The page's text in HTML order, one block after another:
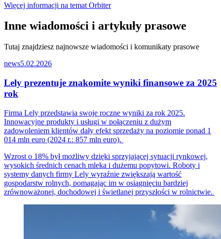
Więcej informacji na temat Orbiter
Inne wiadomości i artykuły prasowe
Tutaj znajdziesz najnowsze wiadomości i komunikaty prasowe
news5.02.2026
Lely prezentuje znakomite wyniki finansowe za 2025
rok
Firma Lely przedstawia swoje roczne wyniki za rok 2025.
Innowacyjne produkty i usługi w połączeniu z dużym
zadowoleniem klientów dały efekt sprzedaży na poziomie ponad 1
014 mln euro (2024 r.: 857 mln euro).
Wzrost o 18% był możliwy dzięki sprzyjającej sytuacji rynkowej,
wysokich średnich cenach mleka i dużemu popytowi. Roboty i
systemy danych firmy Lely wyraźnie zwiększają wartość
gospodarstw rolnych, pomagając im w osiągnięciu bardziej
zrównoważonej, dochodowej i świetlanej przyszłości w rolnictwie.